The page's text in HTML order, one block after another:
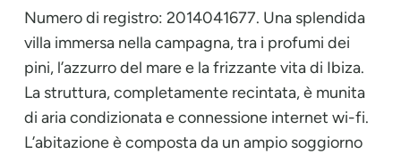
Numero di registro: 2014041677. Una splendida
villa immersa nella campagna, tra i profumi dei
pini, l’azzurro del mare e la frizzante vita di Ibiza.
La struttura, completamente recintata, è munita
di aria condizionata e connessione internet wi-fi.
L’abitazione è composta da un ampio soggiorno